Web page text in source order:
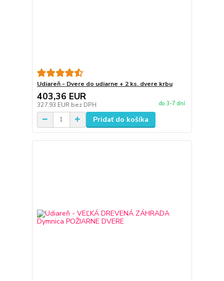
Udiareň - Dvere do udiarne + 2 ks. dvere krbu
403,36 EUR
327,93 EUR bez DPH do 3-7 dní
Pridať do košíka